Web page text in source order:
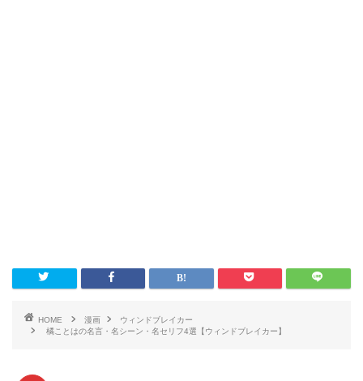
HOME 漫画
ウィンドブレイカー
橘ことはの名言・名シーン・名セリフ4選【ウィンドブレイカー】